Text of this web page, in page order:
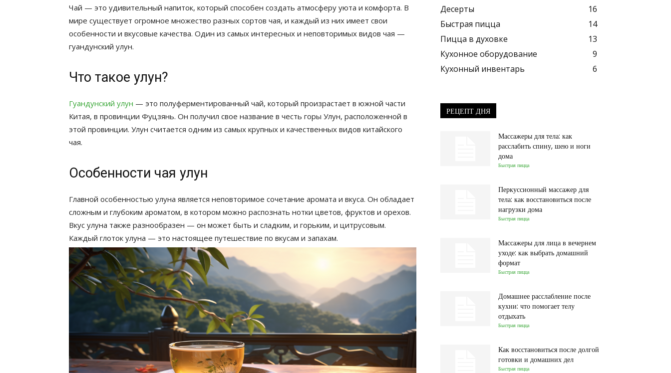
Чай — это удивительный напиток, который способен создать атмосферу уюта и комфорта. В
мире существует огромное множество разных сортов чая, и каждый из них имеет свои
особенности и вкусовые качества. Один из самых интересных и неповторимых видов чая —
гуандунский улун.
Что такое улун?
Гуандунский улун — это полуферментированный чай, который произрастает в южной части
Китая, в провинции Фуцзянь. Он получил свое название в честь горы Улун, расположенной в
этой провинции. Улун считается одним из самых крупных и качественных видов китайского
чая.
Особенности чая улун
Главной особенностью улуна является неповторимое сочетание аромата и вкуса. Он обладает
сложным и глубоким ароматом, в котором можно распознать нотки цветов, фруктов и орехов.
Вкус улуна также разнообразен — он может быть и сладким, и горьким, и цитрусовым.
Каждый глоток улуна — это настоящее путешествие по вкусам и запахам.
Десерты
16
Быстрая пицца
14
Пицца в духовке
13
Кухонное оборудование
9
Кухонный инвентарь
6
РЕЦЕПТ ДНЯ
Массажеры для тела: как
расслабить спину, шею и ноги
дома
Быстрая пицца
Перкуссионный массажер для
тела: как восстановиться после
нагрузки дома
Быстрая пицца
Массажеры для лица в вечернем
уходе: как выбрать домашний
формат
Быстрая пицца
Домашнее расслабление после
кухни: что помогает телу
отдыхать
Быстрая пицца
Как восстановиться после долгой
готовки и домашних дел
Быстрая пицца